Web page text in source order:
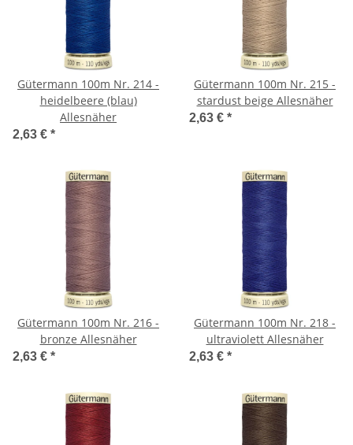
Gütermann 100m Nr. 214 -
heidelbeere (blau)
Allesnäher
2,63 € *
Gütermann 100m Nr. 215 -
stardust beige Allesnäher
2,63 € *
Gütermann 100m Nr. 216 -
bronze Allesnäher
2,63 € *
Gütermann 100m Nr. 218 -
ultraviolett Allesnäher
2,63 € *